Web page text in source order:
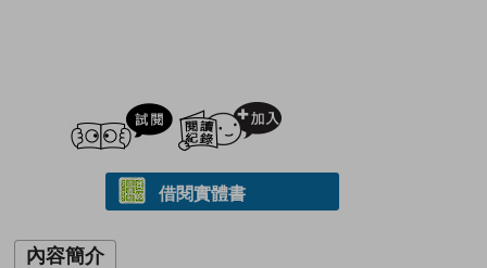
試閲
借閱實體書
內容簡介